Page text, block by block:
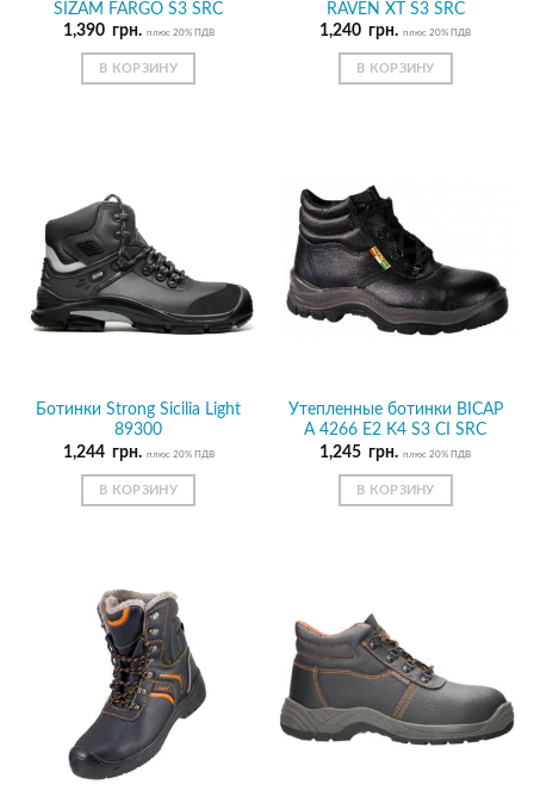
SIZAM FARGO S3 SRC
1,390 грн. плюс 20% ПДВ
В КОРЗИНУ
RAVEN XT S3 SRC
1,240 грн. плюс 20% ПДВ
В КОРЗИНУ
Ботинки Strong Sicilia Light
89300
1,244 грн. плюс 20% ПДВ
В КОРЗИНУ
Утепленные ботинки BICAP
A 4266 E2 K4 S3 CI SRC
1,245 грн. плюс 20% ПДВ
В КОРЗИНУ